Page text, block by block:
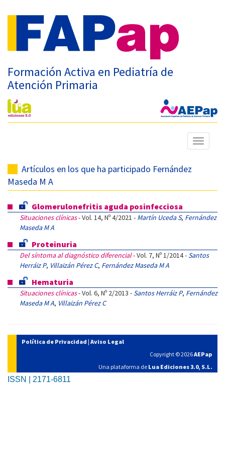
Formación Activa en Pediatría de
Atención Primaria
Mostrar
menú
Artículos en los que ha participado Fernández
Maseda M A
Glomerulonefritis aguda posinfecciosa
Situaciones clínicas- Vol. 14, Nº 4/2021 - Martín Uceda S, Fernández
Maseda M A
Proteinuria
Del síntoma al diagnóstico diferencial- Vol. 7, Nº 1/2014 - Santos
Herráiz P, Villaizán Pérez C, Fernández Maseda M A
Hematuria
Situaciones clínicas- Vol. 6, Nº 2/2013 - Santos Herráiz P, Fernández
Maseda M A, Villaizán Pérez C
Política de Privacidad | Aviso Legal
Copyright © 2026AEPap
Una plataforma de Lua Ediciones 3.0, S.L.
ISSN | 2171-6811